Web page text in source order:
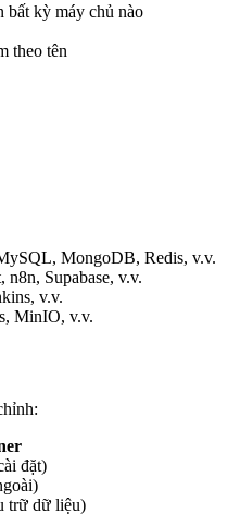
kỳ máy chủ nào
theo tên
MongoDB, Redis, v.v.
n8n, Supabase, v.v.
v.v.
MinIO, v.v.
đặt)
trữ dữ liệu)